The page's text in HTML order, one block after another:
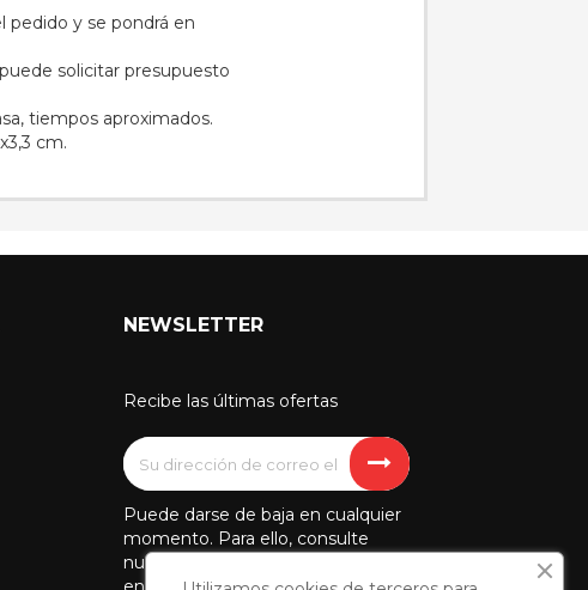
pedido y se pondrá en
solicitar presupuesto
tiempos aproximados.
cm.
NEWSLETTER
Recibe las últimas ofertas
Puede darse de baja en cualquier
momento. Para ello, consulte
nuestra información de contacto